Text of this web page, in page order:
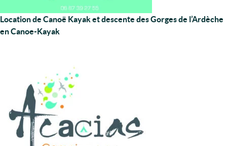
Location de Canoë Kayak et descente des Gorges de l’Ardèche
en Canoe-Kayak